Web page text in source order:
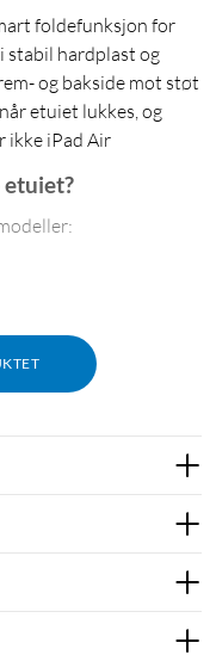
foldefunksjon for
stabil hardplast og
og bakside mot støt
etuiet lukkes, og
ikke iPad Air